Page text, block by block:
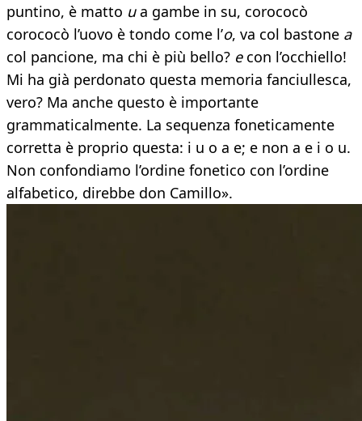
puntino, è matto ua gambe in su, corococò
corococò l’uovo è tondo come l’o, va col bastone a
col pancione, ma chi è più bello? econ l’occhiello!
Mi ha già perdonato questa memoria fanciullesca,
vero? Ma anche questo è importante
grammaticalmente. La sequenza foneticamente
corretta è proprio questa: i u o a e; e non a e i o u.
Non confondiamo l’ordine fonetico con l’ordine
alfabetico, direbbe don Camillo».